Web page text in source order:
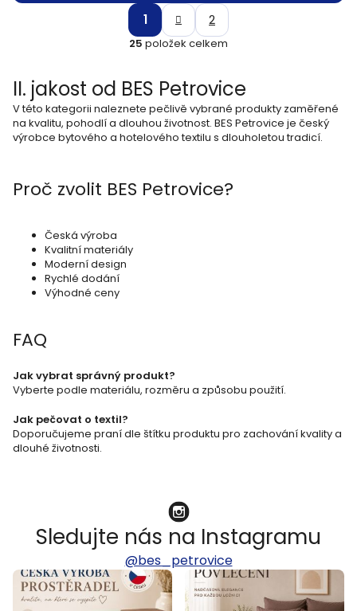
O
v
á
d
a
í
i
u
S
t
r
n
k
o
v
n
1 2
25 položek celkem
II. jakost od BES Petrovice
V této kategorii naleznete pečlivě vybrané produkty zaměřené
na kvalitu, pohodlí a dlouhou životnost. BES Petrovice je český
výrobce bytového a hotelového textilu s dlouholetou tradicí.
Proč zvolit BES Petrovice?
Česká výroba
Kvalitní materiály
Moderní design
Rychlé dodání
Výhodné ceny
FAQ
Jak vybrat správný produkt?
Vyberte podle materiálu, rozměru a způsobu použití.
Jak pečovat o textil?
Doporučujeme praní dle štítku produktu pro zachování kvality a
dlouhé životnosti.
Sledujte nás na Instagramu
@bes_petrovice